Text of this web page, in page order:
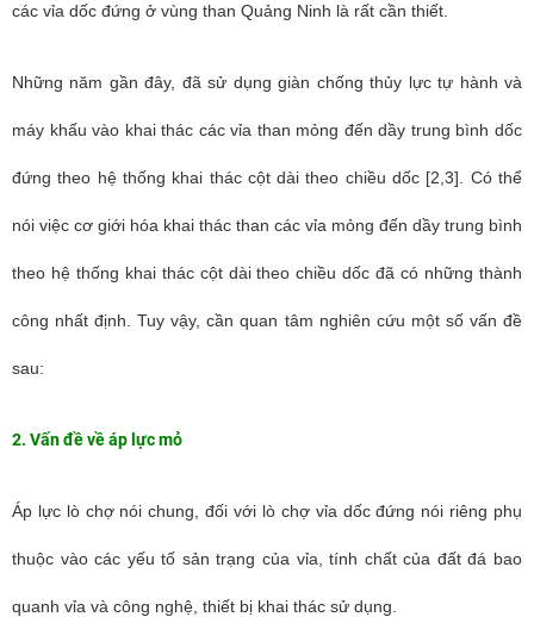
các vỉa dốc đứng ở vùng than Quảng Ninh là rất cần thiết.
Những năm gần đây, đã sử dụng giàn chống thủy lực tự hành và
máy khấu vào khai thác các vỉa than mỏng đến dầy trung bình dốc
đứng theo hệ thống khai thác cột dài theo chiều dốc [2,3]. Có thể
nói việc cơ giới hóa khai thác than các vỉa mỏng đến dầy trung bình
theo hệ thống khai thác cột dài theo chiều dốc đã có những thành
công nhất định. Tuy vậy, cần quan tâm nghiên cứu một số vấn đề
sau:
2. Vấn đề về áp lực mỏ
Áp lực lò chợ nói chung, đối với lò chợ vỉa dốc đứng nói riêng phụ
thuộc vào các yếu tố sản trạng của vỉa, tính chất của đất đá bao
quanh vỉa và công nghệ, thiết bị khai thác sử dụng.